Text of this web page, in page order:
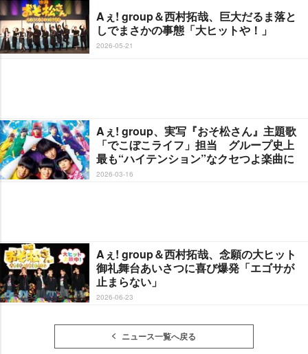
Aぇ! group＆西村拓哉、巨大だるま落と
しでまさかの事態「大ヒットや！」
2026-05-21
Aぇ! group、実写『おそ松さん』主題歌
「でこぼこライフ」担当 グループ史上
最も“ハイテンション”なクセつよ楽曲に
2026-03-16
Aぇ! group＆西村拓哉、念願の大ヒット
御礼舞台あいさつに喜び爆発「エゴサが
止まらない」
2026-06-23
ニュース一覧へ戻る